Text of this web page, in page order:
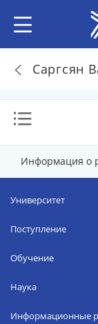
Саргсян
Информация о
Университет
Поступление
Обучение
Наука
Информационные